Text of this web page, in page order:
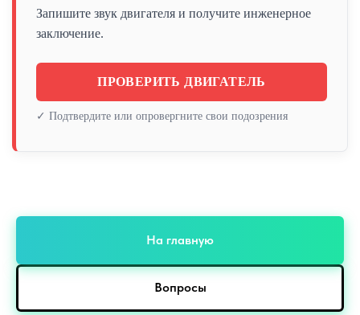
Запишите звук двигателя и получите инженерное
заключение.
ПРОВЕРИТЬ ДВИГАТЕЛЬ
✓ Подтвердите или опровергните свои подозрения
На главную
Вопросы